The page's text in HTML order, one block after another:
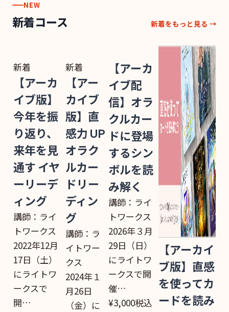
NEW
新着コース 新着をもっと見る →
新着
【アーカ
イブ版】
今年を振
り返り、
来年を見
通す イヤ
ーリーデ
ィング
講師：ライ
トワークス
2022年12月
17日（土）
にライトワ
ークスで
開…
新着
【アー
カイブ
版】直
感力 UP
オラク
ルカー
ドリー
ディン
グ
講師：ラ
イトワー
クス
2024年１
月26日
（金）に
【アーカ
イブ配
信】オラ
クルカー
ドに登場
するシン
ボルを読
み解く
講師：ライ
トワークス
2026年３月
29日（日）
にライトワ
ークスで開
催…
¥3,000税込
【アーカイ
ブ版】直感
を使ってカ
ードを読み